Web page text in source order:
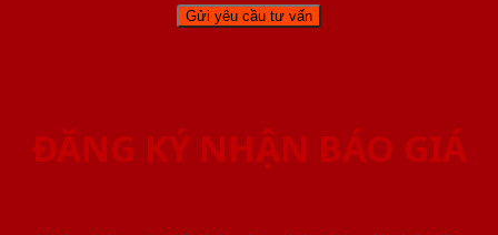
ĐĂNG KÝ NHẬN BÁO GIÁ